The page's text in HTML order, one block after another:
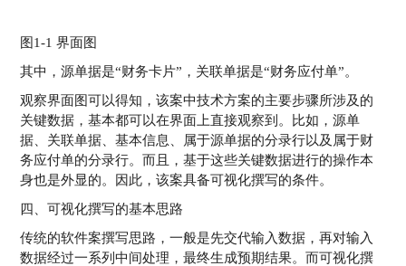
图1-1 界面图
其中，源单据是“财务卡片”，关联单据是“财务应付单”。
观察界面图可以得知，该案中技术方案的主要步骤所涉及的
关键数据，基本都可以在界面上直接观察到。比如，源单
据、关联单据、基本信息、属于源单据的分录行以及属于财
务应付单的分录行。而且，基于这些关键数据进行的操作本
身也是外显的。因此，该案具备可视化撰写的条件。
四、可视化撰写的基本思路
传统的软件案撰写思路，一般是先交代输入数据，再对输入
数据经过一系列中间处理，最终生成预期结果。而可视化撰